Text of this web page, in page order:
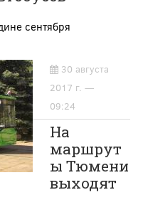
сентября
30 августа
2017 г. —
09:24
На
маршрут
ы Тюмени
выходят